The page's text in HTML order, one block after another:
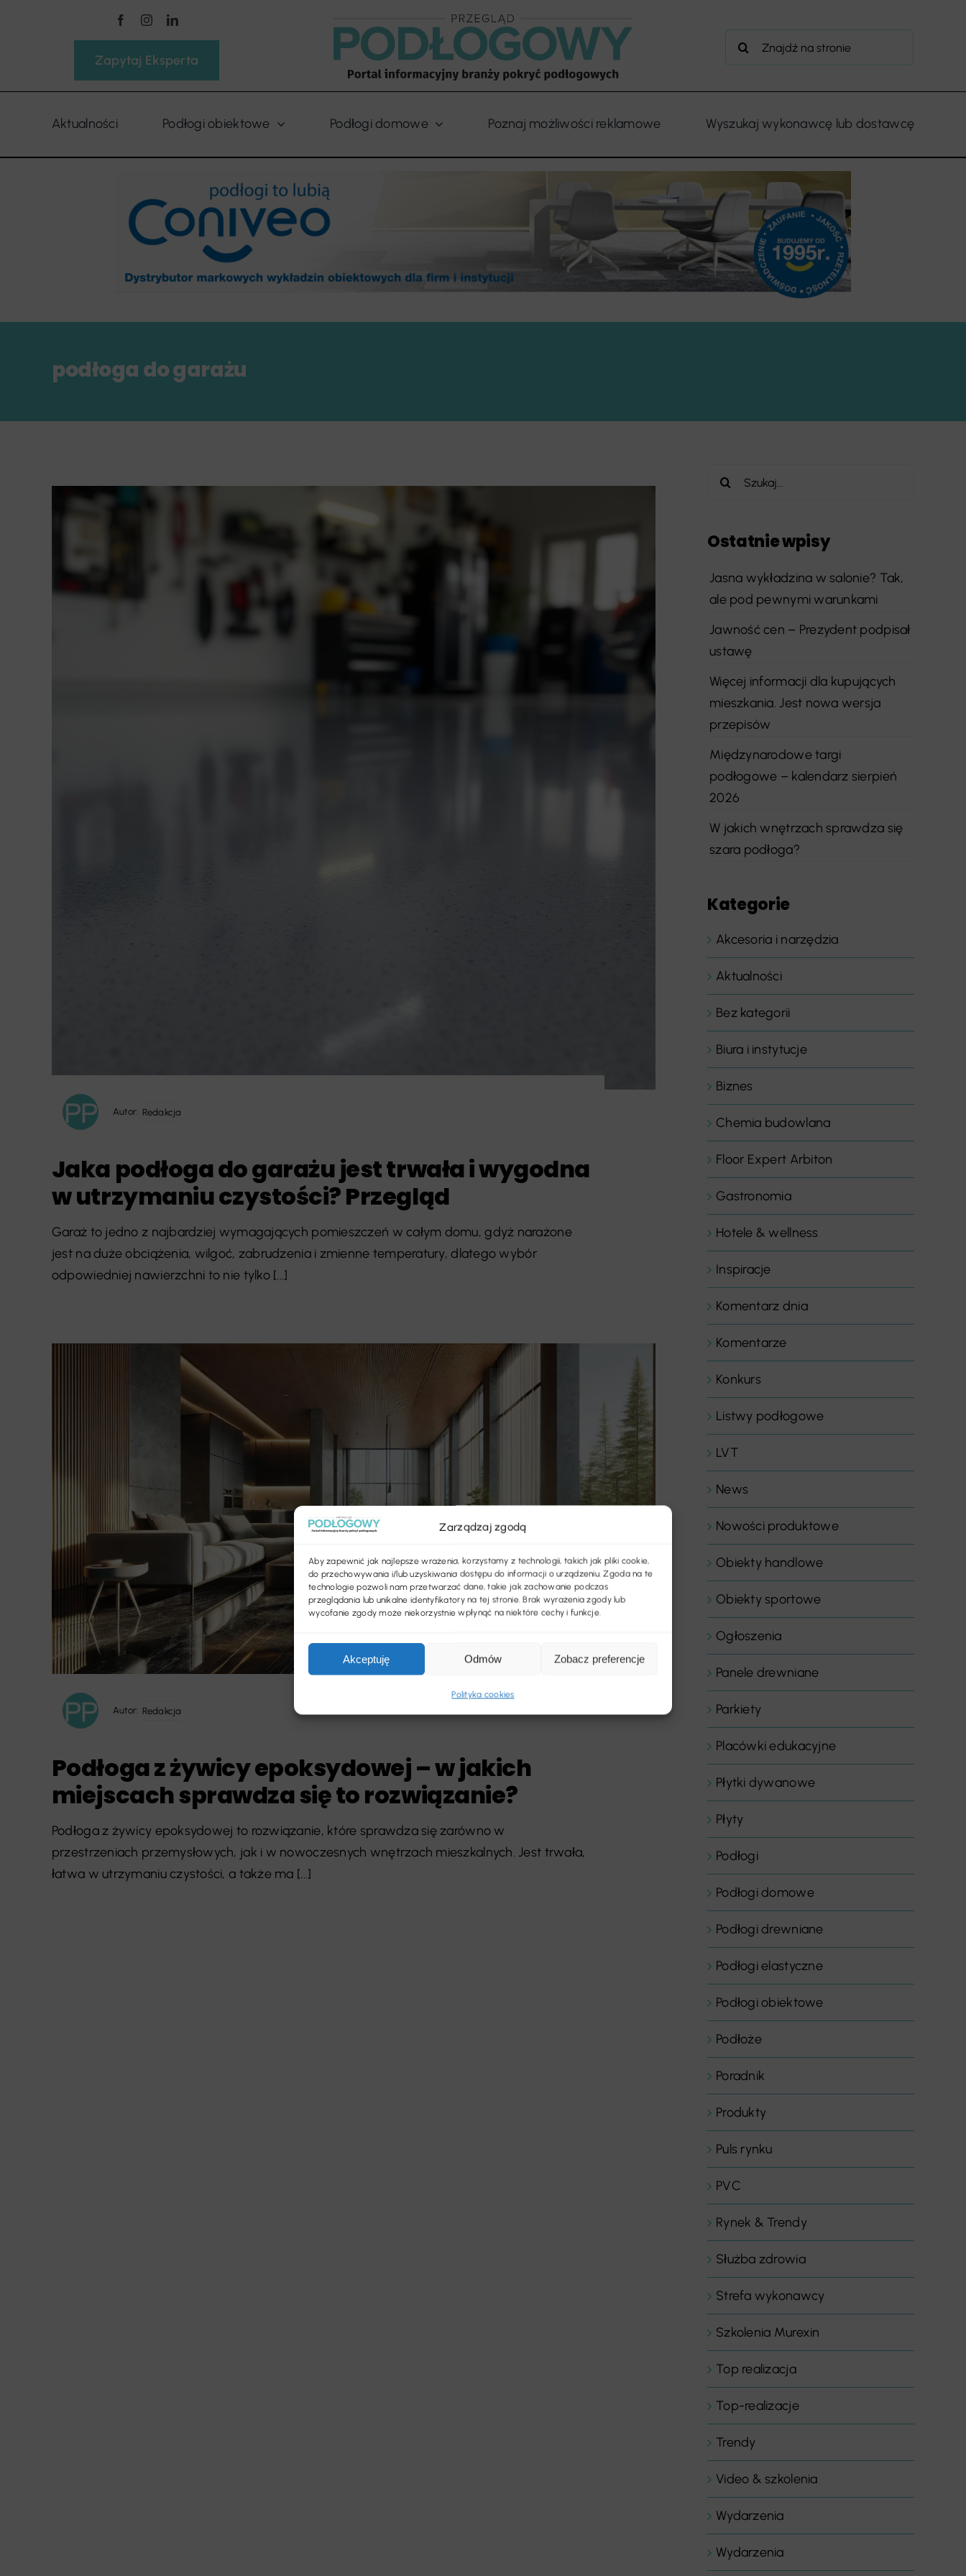
Zarządzaj zgodą
Aby zapewnić jak najlepsze wrażenia, korzystamy z technologii, takich jak pliki cookie,
do przechowywania i/lub uzyskiwania dostępu do informacji o urządzeniu. Zgoda na te
technologie pozwoli nam przetwarzać dane, takie jak zachowanie podczas
przeglądania lub unikalne identyfikatory na tej stronie. Brak wyrażenia zgody lub
wycofanie zgody może niekorzystnie wpłynąć na niektóre cechy i funkcje.
Akceptuję Odmów Zobacz preferencje
Polityka cookies
Zapytaj Eksperta
Szukaj
Aktualności Podłogi obiektowe Podłogi domowe Poznaj możliwości reklamowe Wyszukaj wykonawcę lub dostawcę
podłoga do garażu
Autor: Redakcja
Jaka podłoga do garażu jest trwała i wygodna
w utrzymaniu czystości? Przegląd
Garaż to jedno z najbardziej wymagających pomieszczeń w całym domu, gdyż narażone
jest na duże obciążenia, wilgoć, zabrudzenia i zmienne temperatury, dlatego wybór
odpowiedniej nawierzchni to nie tylko [...]
Autor: Redakcja
Podłoga z żywicy epoksydowej – w jakich
miejscach sprawdza się to rozwiązanie?
Podłoga z żywicy epoksydowej to rozwiązanie, które sprawdza się zarówno w
przestrzeniach przemysłowych, jak i w nowoczesnych wnętrzach mieszkalnych. Jest trwała,
łatwa w utrzymaniu czystości, a także ma [...]
Szukaj
Ostatnie wpisy
Jasna wykładzina w salonie? Tak,
ale pod pewnymi warunkami
Jawność cen – Prezydent podpisał
ustawę
Więcej informacji dla kupujących
mieszkania. Jest nowa wersja
przepisów
Międzynarodowe targi
podłogowe – kalendarz sierpień
2026
W jakich wnętrzach sprawdza się
szara podłoga?
Kategorie
Akcesoria i narzędzia
Aktualności
Bez kategorii
Biura i instytucje
Biznes
Chemia budowlana
Floor Expert Arbiton
Gastronomia
Hotele & wellness
Inspiracje
Komentarz dnia
Komentarze
Konkurs
Listwy podłogowe
LVT
News
Nowości produktowe
Obiekty handlowe
Obiekty sportowe
Ogłoszenia
Panele drewniane
Parkiety
Placówki edukacyjne
Płytki dywanowe
Płyty
Podłogi
Podłogi domowe
Podłogi drewniane
Podłogi elastyczne
Podłogi obiektowe
Podłoże
Poradnik
Produkty
Puls rynku
PVC
Rynek & Trendy
Służba zdrowia
Strefa wykonawcy
Szkolenia Murexin
Top realizacja
Top-realizacje
Trendy
Video & szkolenia
Wydarzenia
Wydarzenia